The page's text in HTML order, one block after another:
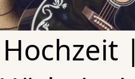
Hochzeit